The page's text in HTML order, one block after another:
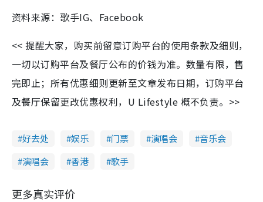
资料来源：歌手IG、Facebook
<< 提醒大家，购买前留意订购平台的使用条款及细则，
一切以订购平台及餐厅公布的价钱为准。数量有限，售
完即止；所有优惠细则更新至文章发布日期，订购平台
及餐厅保留更改优惠权利，U Lifestyle 概不负责。>>
好去处 娱乐 门票 演唱会
音乐会
演唱会
香港 歌手
更多真实评价